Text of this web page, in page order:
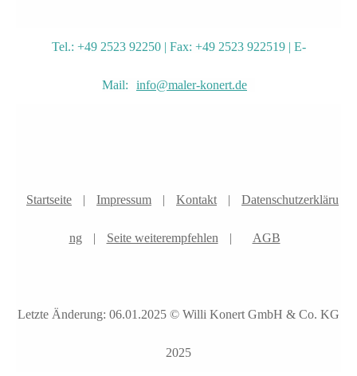
Tel.: +49 2523 92250 | Fax: +49 2523 922519 | E-
Mail: info@maler-konert.de
Startseite Impressum Kontakt Datenschutzerkläru
ng Seite weiterempfehlen AGB
Letzte Änderung: 06.01.2025 © Willi Konert GmbH & Co. KG
2025